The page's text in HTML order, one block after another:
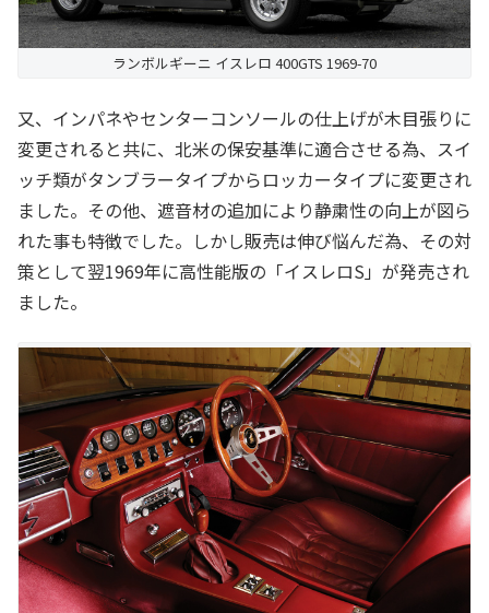
ランボルギーニ イスレロ 400GTS 1969-70
又、インパネやセンターコンソールの仕上げが木目張りに
変更されると共に、北米の保安基準に適合させる為、スイ
ッチ類がタンブラータイプからロッカータイプに変更され
ました。その他、遮音材の追加により静粛性の向上が図ら
れた事も特徴でした。しかし販売は伸び悩んだ為、その対
策として翌1969年に高性能版の「イスレロS」が発売され
ました。